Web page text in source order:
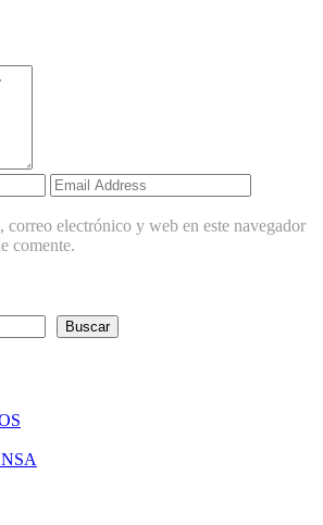
correo electrónico y web en este navegador
comente.
Buscar